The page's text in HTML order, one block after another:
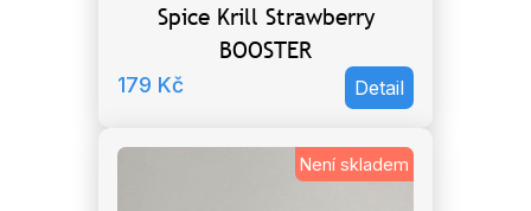
Spice Krill Strawberry
BOOSTER
179 Kč Detail
Není skladem